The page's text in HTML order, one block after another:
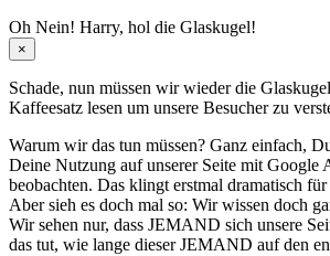
Oh Nein! Harry, hol die Glaskugel!
×
Schade, nun müssen wir wieder die Glaskugel
Kaffeesatz lesen um unsere Besucher zu
Warum wir das tun müssen? Ganz einfach,
Deine Nutzung auf unserer Seite mit Google
beobachten. Das klingt erstmal dramatisch
Aber sieh es doch mal so: Wir wissen doch
Wir sehen nur, dass JEMAND sich unsere
das tut, wie lange dieser JEMAND auf den